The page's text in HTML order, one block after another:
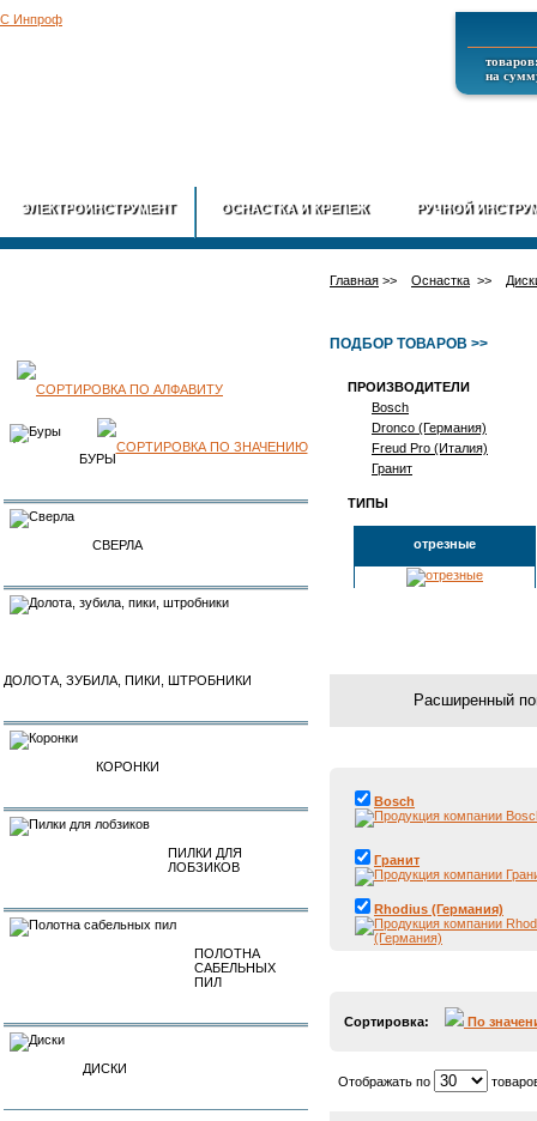
на
ЭЛЕКТРОИНСТРУМЕНТ ОСНАСТКА И КРЕПЕЖ РУЧНОЙ
ПРОДУКЦИИ
БУРЫ
СВЕРЛА
ДОЛОТА, ЗУБИЛА, ПИКИ, ШТРОБНИКИ
КОРОНКИ
ПИЛКИ ДЛЯ
ЛОБЗИКОВ
ПОЛОТНА
САБЕЛЬНЫХ
ПИЛ
ДИСКИ
Главная >> Оснастка >>
ПОДБОР ТОВАРОВ >>
ПРОИЗВОДИТЕЛИ
Bosch
Dronco (Германия)
Freud Pro (Италия)
Гранит
ТИПЫ
отрезные
Bosch
Гранит
Rhodius (Германия)
Сортировка: По
Отображать по